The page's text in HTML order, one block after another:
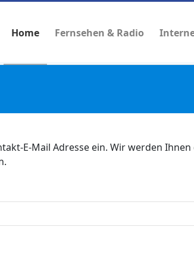
Home Fernsehen & Radio
E-Mail Adresse ein. Wir werden